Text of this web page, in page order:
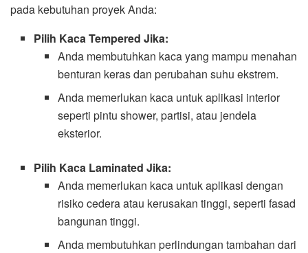
pada kebutuhan proyek Anda:
Pilih Kaca Tempered Jika:
Anda membutuhkan kaca yang mampu menahan
benturan keras dan perubahan suhu ekstrem.
Anda memerlukan kaca untuk aplikasi interior
seperti pintu shower, partisi, atau jendela
eksterior.
Pilih Kaca Laminated Jika:
Anda memerlukan kaca untuk aplikasi dengan
risiko cedera atau kerusakan tinggi, seperti fasad
bangunan tinggi.
Anda membutuhkan perlindungan tambahan dari